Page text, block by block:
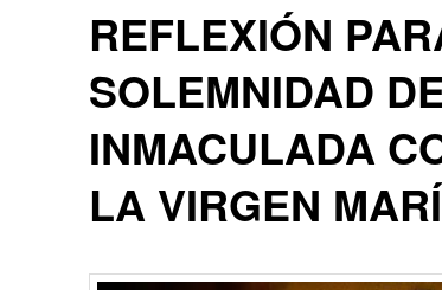
REFLEXIÓN
SOLEMNIDAD
INMACULADA
LA VIRGEN